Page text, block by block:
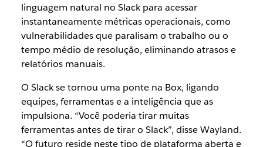
linguagem natural no Slack para acessar
instantaneamente métricas operacionais, como
vulnerabilidades que paralisam o trabalho ou o
tempo médio de resolução, eliminando atrasos e
relatórios manuais.
O Slack se tornou uma ponte na Box, ligando
equipes, ferramentas e a inteligência que as
impulsiona. “Você poderia tirar muitas
ferramentas antes de tirar o Slack”, disse Wayland.
“O futuro reside neste tipo de plataforma aberta e